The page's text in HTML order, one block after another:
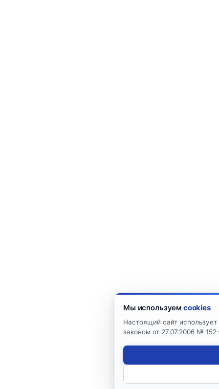
Мы используем cookies
Настоящий сайт
законом от 27.07.2006 №